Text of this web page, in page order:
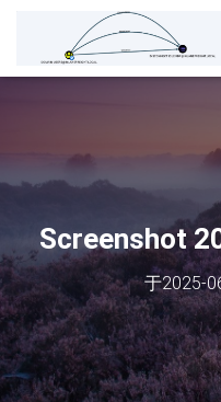
Screenshot
于2025-